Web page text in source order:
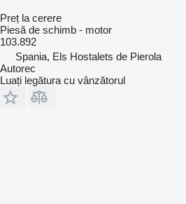
Preț la cerere
Piesă de schimb - motor
103.892
Spania, Els Hostalets de Pierola
Autorec
Luați legătura cu vânzătorul